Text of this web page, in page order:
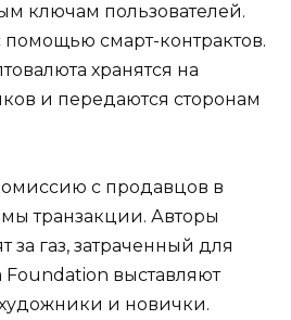
ключам пользователей.
смарт-контрактов.
хранятся на
и передаются сторонам
с продавцов в
транзакции. Авторы
за газ, затраченный для
Foundation выставляют
и новички.